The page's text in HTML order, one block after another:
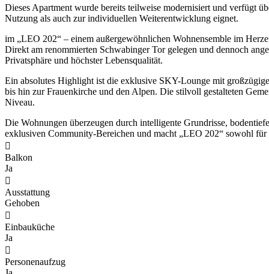
Dieses Apartment wurde bereits teilweise modernisiert und verfügt
Nutzung als auch zur individuellen Weiterentwicklung eignet.
im „LEO 202“ – einem außergewöhnlichen Wohnensemble im
Direkt am renommierten Schwabinger Tor gelegen und dennoch
Privatsphäre und höchster Lebensqualität.
Ein absolutes Highlight ist die exklusive SKY-Lounge mit
bis hin zur Frauenkirche und den Alpen. Die stilvoll gestalteten
Niveau.
Die Wohnungen überzeugen durch intelligente Grundrisse,
exklusiven Community-Bereichen und macht „LEO 202“ sowohl für
Balkon
Ja
Ausstattung
Gehoben
Einbauküche
Ja
Personenaufzug